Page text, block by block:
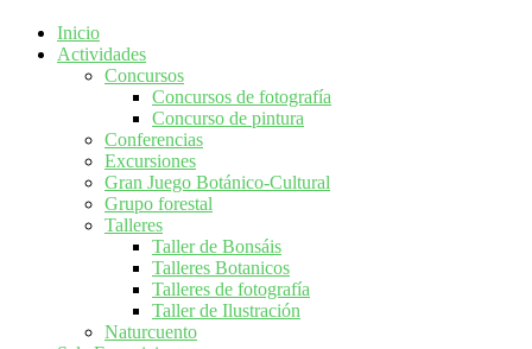
Inicio
Actividades
Concursos
Concursos de fotografía
Concurso de pintura
Conferencias
Excursiones
Gran Juego Botánico-Cultural
Grupo forestal
Talleres
Taller de Bonsáis
Talleres Botanicos
Talleres de fotografía
Taller de Ilustración
Naturcuento